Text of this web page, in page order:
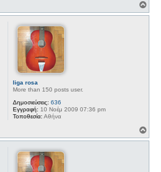
ο
liga rosa
More than 150 posts user.
Δημοσιεύσεις: 636
Εγγραφή: 10 Νοέμ 2009 07:36 pm
Τοποθεσία: Αθήνα
ο